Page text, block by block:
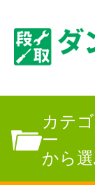
カテゴ
ー
から